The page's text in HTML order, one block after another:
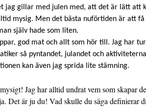
jag gillar med julen med, att det är lätt att
mysig. Men det bästa nuförtiden är att få
själv hade som liten.
god mat och allt som hör till. Jag har
så pyntandet, julandet och
kan även jag sprida lite stämning.
Jag har alltid undrat vem som skapar
Det är ju du! Vad skulle du säga definierar